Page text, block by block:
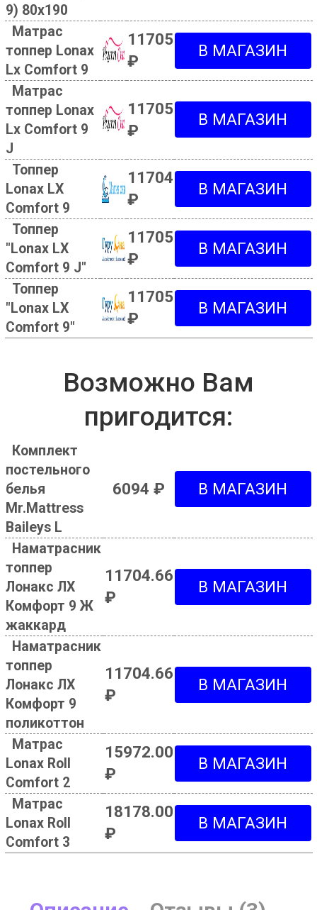
9) 80х190
Матрас
топпер Lonax
Lx Comfort 9
11705
₽
Матрас
топпер Lonax
Lx Comfort 9
J
11705
₽
Топпер
Lonax LX
Comfort 9
11704
₽
Топпер
"Lonax LX
Comfort 9 J"
11705
₽
Топпер
"Lonax LX
Comfort 9"
11705
₽
Возможно Вам
пригодится:
Комплект
постельного
белья
Mr.Mattress
Baileys L
6094 ₽
Наматрасник
топпер
Лонакс ЛХ
Комфорт 9 Ж
жаккард
11704.66
₽
Наматрасник
топпер
Лонакс ЛХ
Комфорт 9
поликоттон
11704.66
₽
Матрас
Lonax Roll
Comfort 2
15972.00
₽
Матрас
Lonax Roll
Comfort 3
18178.00
₽